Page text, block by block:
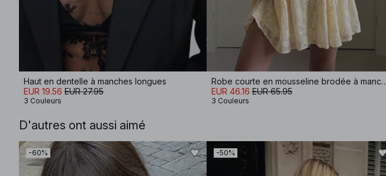
Haut en dentelle à manches longues
EUR 19.56 EUR 27.95
3 Couleurs
Robe courte en mousseline
EUR 46.16 EUR 65.95
3 Couleurs
D'autres ont aussi aimé
-60% -50%